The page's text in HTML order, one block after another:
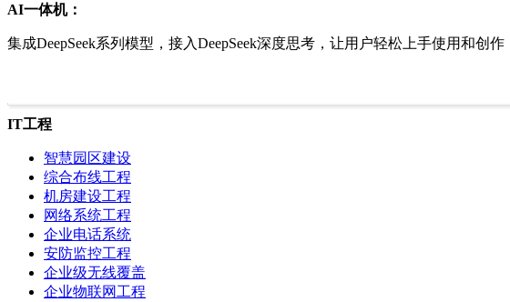
AI一体机：
集成DeepSeek系列模型，接入DeepSeek深度思考，让用户轻松上手使用和创
IT工程
智慧园区建设
综合布线工程
机房建设工程
网络系统工程
企业电话系统
安防监控工程
企业级无线覆盖
企业物联网工程